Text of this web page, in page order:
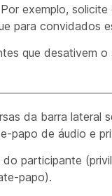
exemplo,
para convidados
que desativem
da barra lateral
papo de áudio e
do participante
papo).